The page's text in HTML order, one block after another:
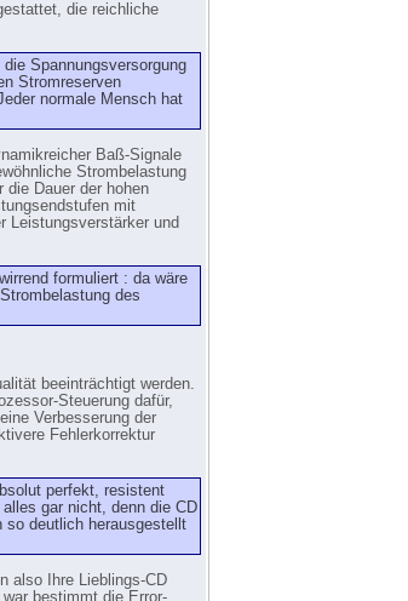
die reichliche
Spannungsversorgung
Stromreserven
normale Mensch hat
Baß-Signale
Strombelastung
die Dauer der hohen
mit
Leistungsverstärker und
formuliert : da wäre
des
beeinträchtigt werden.
Steuerung dafür,
Verbesserung der
Fehlerkorrektur
perfekt, resistent
gar nicht, denn die CD
so deutlich herausgestellt
also Ihre Lieblings-CD
bestimmt die Error-